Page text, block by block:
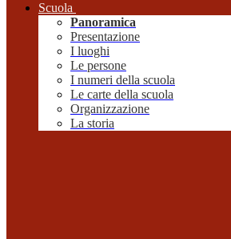
Scuola
Panoramica
Presentazione
I luoghi
Le persone
I numeri della scuola
Le carte della scuola
Organizzazione
La storia